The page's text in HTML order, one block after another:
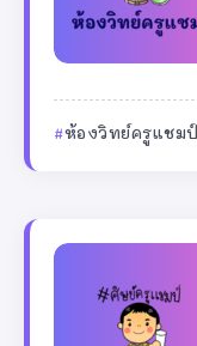
ห้องวิทย์ครูแชมป์